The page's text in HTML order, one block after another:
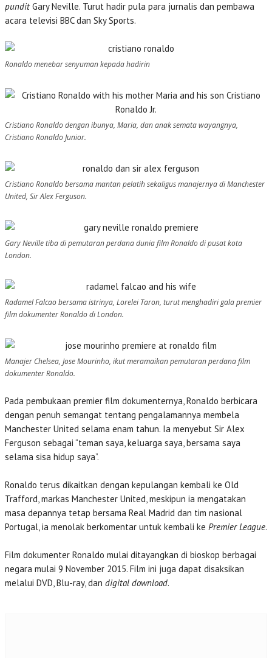
punditGary Neville. Turut hadir pula para jurnalis dan pembawa
acara televisi BBC dan Sky Sports.
Ronaldo menebar senyuman kepada hadirin
Cristiano Ronaldo dengan ibunya, Maria, dan anak semata wayangnya,
Cristiano Ronaldo Junior.
Cristiano Ronaldo bersama mantan pelatih sekaligus manajernya di Manchester
United, Sir Alex Ferguson.
Gary Neville tiba di pemutaran perdana dunia film Ronaldo di pusat kota
London.
Radamel Falcao bersama istrinya, Lorelei Taron, turut menghadiri gala premier
film dokumenter Ronaldo di London.
Manajer Chelsea, Jose Mourinho, ikut meramaikan pemutaran perdana film
dokumenter Ronaldo.
Pada pembukaan premier film dokumenternya, Ronaldo berbicara
dengan penuh semangat tentang pengalamannya membela
Manchester United selama enam tahun. Ia menyebut Sir Alex
Ferguson sebagai “teman saya, keluarga saya, bersama saya
selama sisa hidup saya”.
Ronaldo terus dikaitkan dengan kepulangan kembali ke Old
Trafford, markas Manchester United, meskipun ia mengatakan
masa depannya tetap bersama Real Madrid dan tim nasional
Portugal, ia menolak berkomentar untuk kembali ke Premier League.
Film dokumenter Ronaldo mulai ditayangkan di bioskop berbagai
negara mulai 9 November 2015. Film ini juga dapat disaksikan
melalui DVD, Blu-ray, dan digital download.